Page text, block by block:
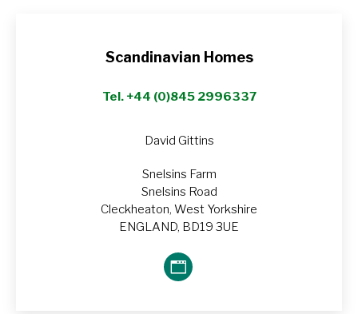
Scandinavian Homes
Tel. +44 (0)845 2996337
David Gittins
Snelsins Farm
Snelsins Road
Cleckheaton, West Yorkshire
ENGLAND, BD19 3UE
Blog